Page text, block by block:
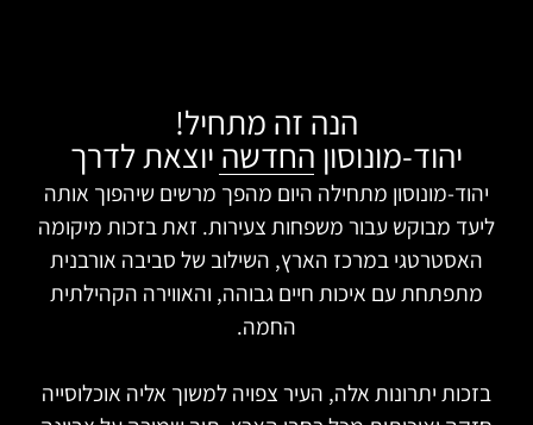
הנה זה מתחיל!
יהוד-מונוסון החדשה יוצאת לדרך
יהוד-מונוסון מתחילה היום מהפך מרשים שיהפוך אותה
ליעד מבוקש עבור משפחות צעירות. זאת בזכות מיקומה
האסטרטגי במרכז הארץ, השילוב של סביבה אורבנית
מתפתחת עם איכות חיים גבוהה, והאווירה הקהילתית
החמה.
בזכות יתרונות אלה, העיר צפויה למשוך אליה אוכלוסייה